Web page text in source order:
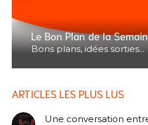
Le Bon Plan de la
Bons plans, idées sorties...
ARTICLES LES PLUS LUS
Une conversation